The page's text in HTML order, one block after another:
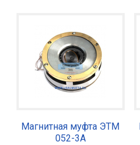
Магнитная муфта ЭТМ
052-3А